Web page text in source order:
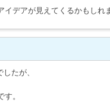
デアが見えてくるかもしれ
たが、
。